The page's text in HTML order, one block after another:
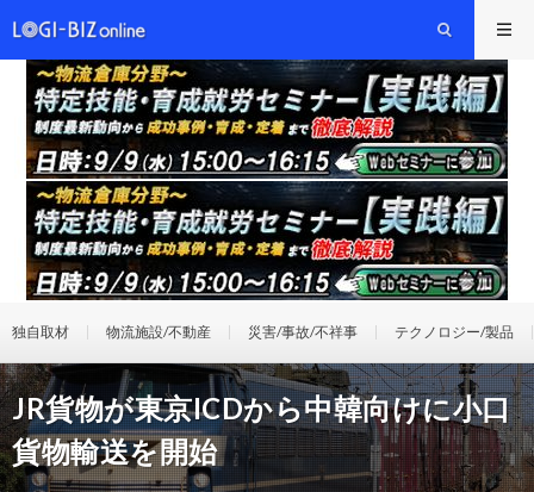
独自取材 物流施設/不動産 災害/事故/不祥事 テクノロジー/製品
JR貨物が東京ICDから中韓向けに小口
貨物輸送を開始